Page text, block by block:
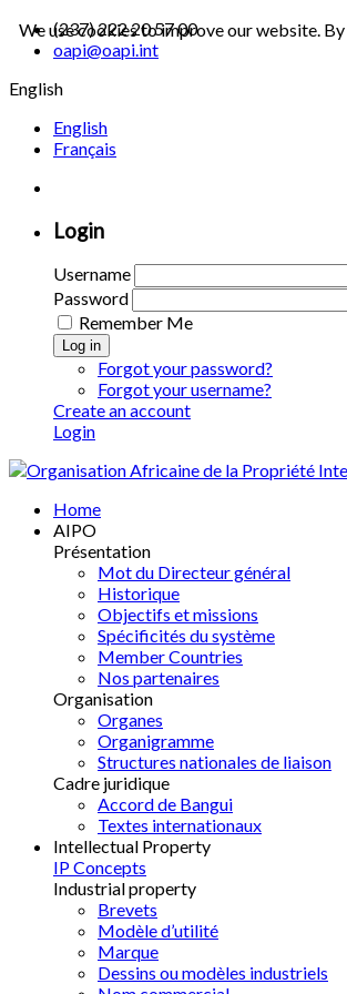
(237) 222 20 57 00
oapi@oapi.int
English
English
Français
Login
Username
Password
Remember Me
Log in
Forgot your password?
Forgot your username?
Create an account
Login
Home
AIPO
Présentation
Mot du Directeur général
Historique
Objectifs et missions
Spécificités du système
Member Countries
Nos partenaires
Organisation
Organes
Organigramme
Structures nationales de liaison
Cadre juridique
Accord de Bangui
Textes internationaux
Intellectual Property
IP Concepts
Industrial property
Brevets
Modèle d’utilité
Marque
Dessins ou modèles industriels
We use cookies to improve our website.